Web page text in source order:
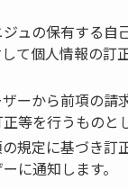
ュの保有する自
て個人情報の
ーから前項の請
等を行うものと
規定に基づき
に通知します。